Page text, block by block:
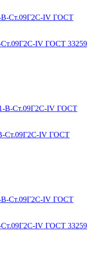
Ст.09Г2С-IV ГОСТ 33259
Ст.09Г2С-IV ГОСТ
Ст.09Г2С-IV ГОСТ 33259